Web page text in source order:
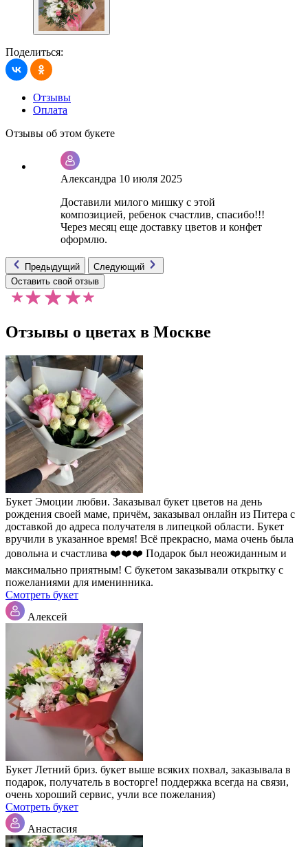
Поделиться:
Отзывы
Оплата
Отзывы об этом букете
Александра 10 июля 2025
Доставили милого мишку с этой
композицией, ребенок счастлив, спасибо!!!
Через месяц еще доставку цветов и конфет
оформлю.
Предыдущий
Следующий
Оставить свой отзыв
Отзывы о цветах в Москве
Букет Эмоции любви. Заказывал букет цветов на день
рождения своей маме, причём, заказывал онлайн из Питера с
доставкой до адреса получателя в липецкой области. Букет
вручили в указанное время! Всё прекрасно, мама очень была
довольна и счастлива ❤️❤️❤️ Подарок был неожиданным и
максимально приятным! С букетом заказывали открытку с
пожеланиями для именинника.
Смотреть букет
Алексей
Букет Летний бриз. букет выше всяких похвал, заказывала в
подарок, получатель в восторге! поддержка всегда на связи,
очень хороший сервис, учли все пожелания)
Смотреть букет
Анастасия